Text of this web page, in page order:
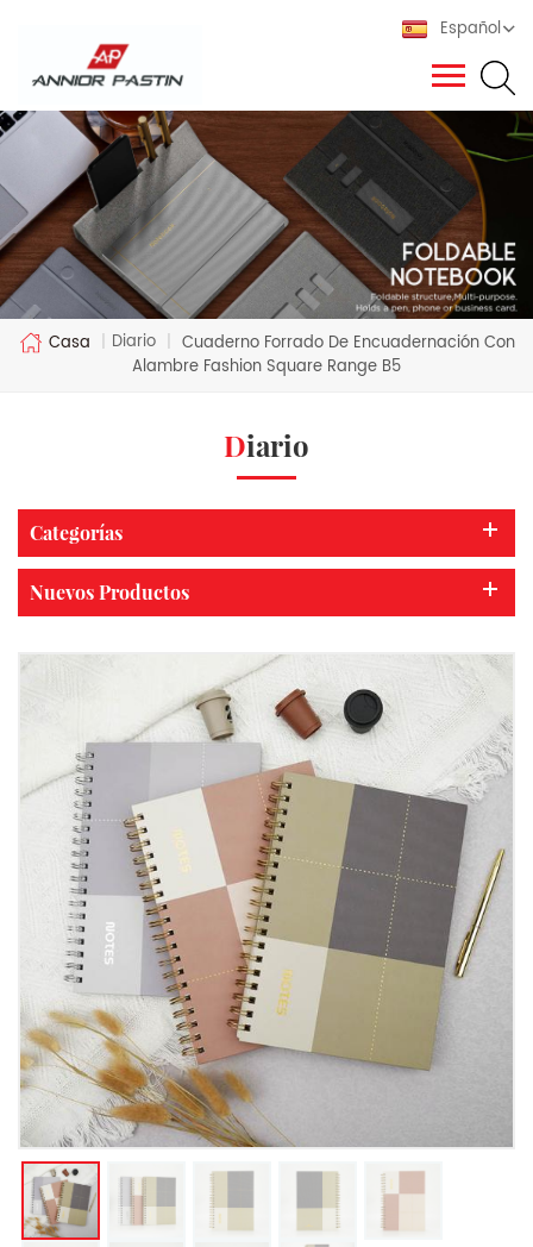
Español
Casa | Diario | Cuaderno Forrado De Encuadernación Con
Alambre Fashion Square Range B5
Diario
Categorías
Nuevos Productos